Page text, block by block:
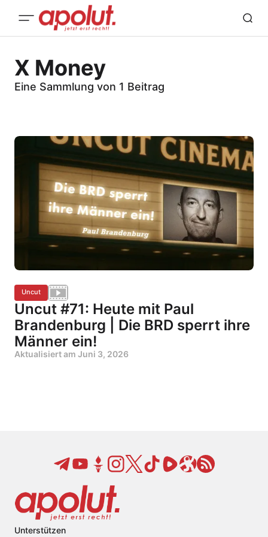
X Money
Eine Sammlung von 1 Beitrag
Uncut
Uncut #71: Heute mit Paul
Brandenburg | Die BRD sperrt ihre
Männer ein!
Aktualisiert am Juni 3, 2026
Unterstützen